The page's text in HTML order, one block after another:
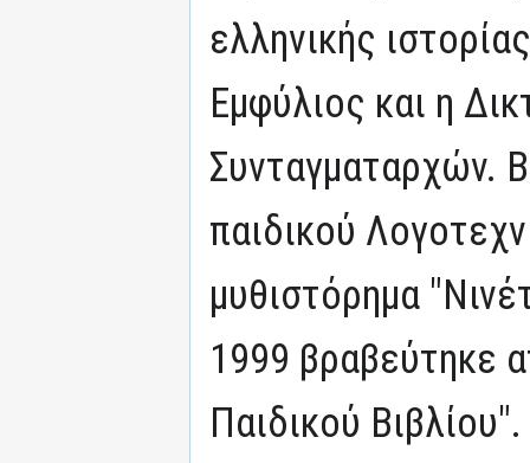
ελληνικής
Εμφύλιος και η
Συνταγματαρχών.
παιδικού
μυθιστόρημα
1999 βραβεύτηκε
Παιδικού Βιβλίου".